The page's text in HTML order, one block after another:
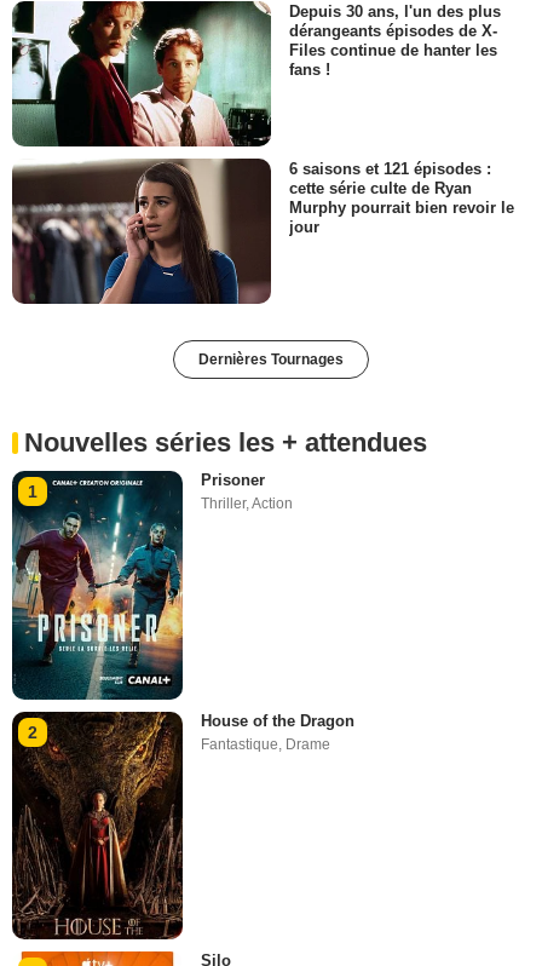
Depuis 30 ans, l'un des plus
dérangeants épisodes de X-
Files continue de hanter les
fans !
6 saisons et 121 épisodes :
cette série culte de Ryan
Murphy pourrait bien revoir le
jour
Dernières Tournages
Nouvelles séries les + attendues
1
Prisoner
Thriller,Action
2
House of the Dragon
Fantastique Drame
Silo